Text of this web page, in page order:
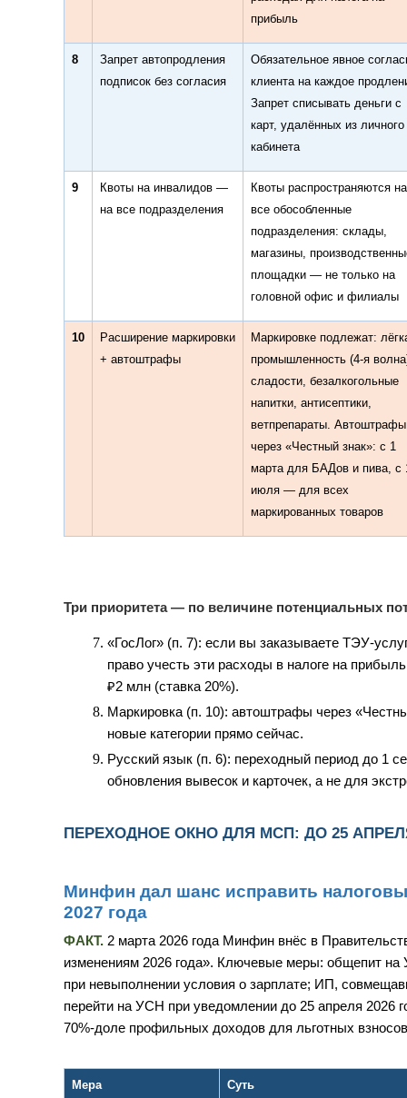
прибыль
8
Запрет автопродления
подписок без согласия
Обязательное явное
клиента на каждое
Запрет списывать деньги с
карт, удалённых из личного
кабинета
9
Квоты на инвалидов —
на все подразделения
Квоты распространяются на
все обособленные
подразделения: склады,
магазины,
площадки — не только на
головной офис и филиалы
10
Расширение маркировки
+ автоштрафы
Маркировке подлежат:
промышленность (4-я
сладости, безалкогольные
напитки, антисептики,
ветпрепараты. Автоштрафы
через «Честный знак»: с 1
марта для БАДов и пива, с
июля — для всех
маркированных товаров
Три приоритета — по величине потенциальных
«ГосЛог» (п. 7): если вы заказываете ТЭУ-
право учесть эти расходы в налоге на
₽2 млн (ставка 20%).
Маркировка (п. 10): автоштрафы через
новые категории прямо сейчас.
Русский язык (п. 6): переходный период до 1
обновления вывесок и карточек, а не для
ПЕРЕХОДНОЕ ОКНО ДЛЯ МСП: ДО 25
Минфин дал шанс исправить
2027 года
ФАКТ. 2 марта 2026 года Минфин внёс в
изменениям 2026 года». Ключевые меры: общепит
при невыполнении условия о зарплате; ИП,
перейти на УСН при уведомлении до 25 апреля
70%-доле профильных доходов для льготных
Мера Суть